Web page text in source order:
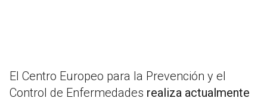
El Centro Europeo para la Prevención y el
Control de Enfermedades realiza actualmente